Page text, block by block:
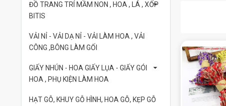
ĐỒ TRANG TRÍ MẦM NON , HOA , LÁ , XỐP
BITIS
VẢI NỈ - VẢI DẠ NỈ - VẢI LÀM HOA , VẢI
CÔNG ,BÔNG LÀM GỐI
GIẤY NHÚN - HOA GIẤY LỤA - GIẤY GÓI
HOA , PHỤ KIỆN LÀM HOA
HẠT GỖ, KHUY GỖ HÌNH, HOA GỖ, KẸP GỖ